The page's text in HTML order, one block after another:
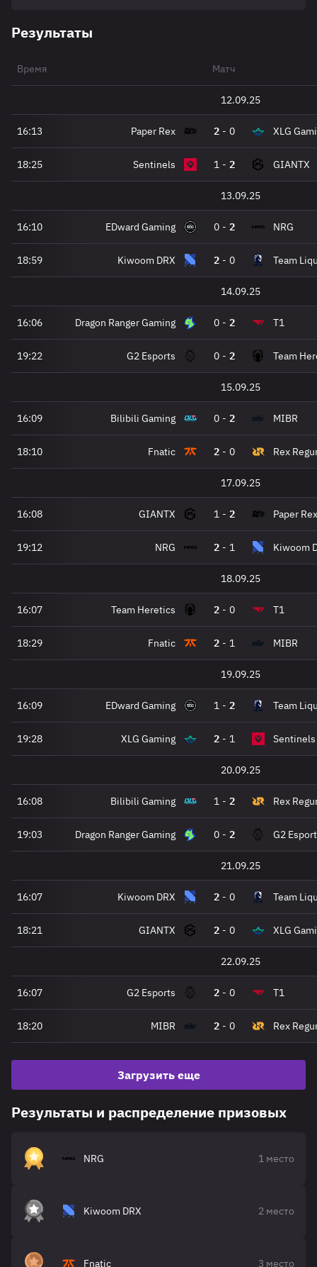
Результаты
Время Матч
12.09.25
16:13 Paper Rex 2 - 0 XLG
18:25 Sentinels 1 - 2 GIANTX
13.09.25
16:10 EDward Gaming 0 - 2 NRG
18:59 Kiwoom DRX 2 - 0 Team
14.09.25
16:06 Dragon Ranger Gaming 0 - 2 T1
19:22 G2 Esports 0 - 2 Team
15.09.25
16:09 Bilibili Gaming 0 - 2 MIBR
18:10 Fnatic 2 - 0 Rex
17.09.25
16:08 GIANTX 1 - 2 Paper Rex
19:12 NRG 2 - 1 Kiwoom
18.09.25
16:07 Team Heretics 2 - 0 T1
18:29 Fnatic 2 - 1 MIBR
19.09.25
16:09 EDward Gaming 1 - 2 Team
19:28 XLG Gaming 2 - 1 Sentinels
20.09.25
16:08 Bilibili Gaming 1 - 2 Rex
19:03 Dragon Ranger Gaming 0 - 2 G2
21.09.25
16:07 Kiwoom DRX 2 - 0 Team
18:21 GIANTX 2 - 0 XLG
22.09.25
16:07 G2 Esports 2 - 0 T1
18:20 MIBR 2 - 0 Rex
Загрузить еще
Результаты и распределение призовых
NRG 1 место
Kiwoom DRX 2 место
Fnatic 3 место